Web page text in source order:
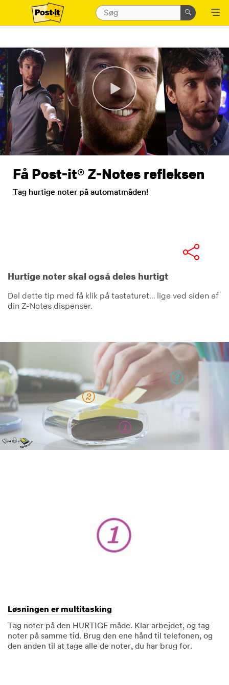
Få Post-it® Z-Notes refleksen
Tag hurtige noter på automatmåden!
Hurtige noter skal også deles hurtigt
Del dette tip med få klik på tastaturet… lige ved siden af
din Z-Notes dispenser.
Løsningen er multitasking
Tag noter på den HURTIGE måde. Klar arbejdet, og tag
noter på samme tid. Brug den ene hånd til telefonen, og
den anden til at tage alle de noter, du har brug for.